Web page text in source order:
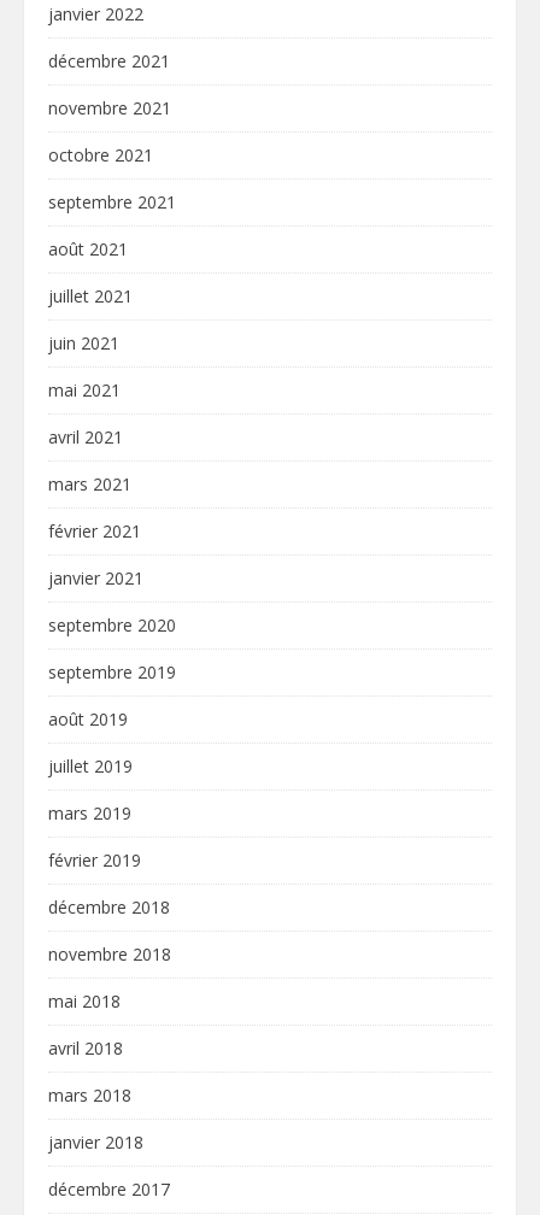
janvier 2022
décembre 2021
novembre 2021
octobre 2021
septembre 2021
août 2021
juillet 2021
juin 2021
mai 2021
avril 2021
mars 2021
février 2021
janvier 2021
septembre 2020
septembre 2019
août 2019
juillet 2019
mars 2019
février 2019
décembre 2018
novembre 2018
mai 2018
avril 2018
mars 2018
janvier 2018
décembre 2017